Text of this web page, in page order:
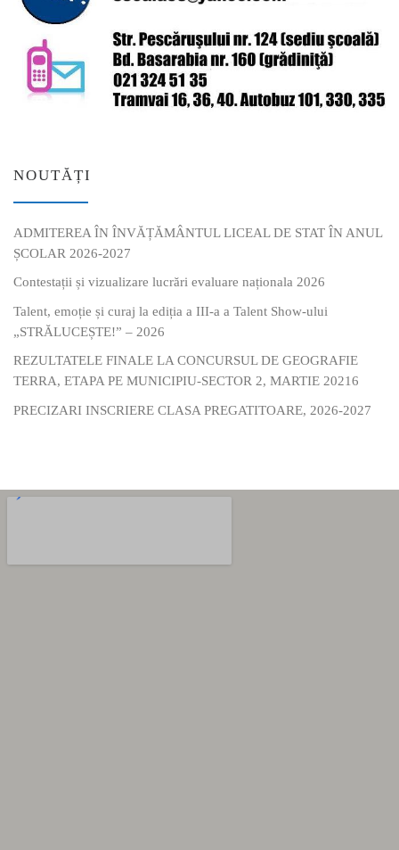
NOUTĂȚI
ADMITEREA ÎN ÎNVĂȚĂMÂNTUL LICEAL DE STAT ÎN ANUL
ȘCOLAR 2026-2027
Contestații și vizualizare lucrări evaluare naționala 2026
Talent, emoție și curaj la ediția a III-a a Talent Show-ului
„STRĂLUCEȘTE!” – 2026
REZULTATELE FINALE LA CONCURSUL DE GEOGRAFIE
TERRA, ETAPA PE MUNICIPIU-SECTOR 2, MARTIE 20216
PRECIZARI INSCRIERE CLASA PREGATITOARE, 2026-2027